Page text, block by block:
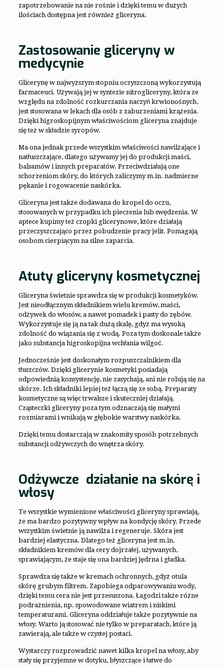
zapotrzebowanie na nie rośnie i dzięki temu w dużych
ilościach dostępna jest również gliceryna.
Zastosowanie gliceryny w
medycynie
Glicerynę w najwyższym stopniu oczyszczoną wykorzystują
farmaceuci. Używają jej w syntezie nitrogliceryny, która ze
względu na zdolność rozkurczania naczyń krwionośnych,
jest stosowana w lekach dla osób z zaburzeniami krążenia.
Dzięki higroskopijnym właściwościom gliceryna znajduje
się też w składzie syropów.
Ma ona jednak przede wszystkim właściwości nawilżające i
natłuszczające, dlatego używamy jej do produkcji maści,
balsamów i innych preparatów. Przeciwdziałają one
schorzeniom skóry, do których zaliczymy m.in. nadmierne
pękanie i rogowacenie naskórka.
Gliceryna jest także dodawana do kropel do oczu,
stosowanych w przypadku ich pieczenia lub swędzenia. W
aptece kupimy też czopki glicerynowe, które działają
przeczyszczająco przez pobudzenie pracy jelit. Pomagają
osobom cierpiącym na silne zaparcia.
Atuty gliceryny kosmetycznej
Gliceryna świetnie sprawdza się w produkcji kosmetyków.
Jest nieodłącznym składnikiem wielu kremów, maści,
odżywek do włosów, a nawet pomadek i pasty do zębów.
Wykorzystuje się ją na tak dużą skalę, gdyż ma wysoką
zdolność do wiązania się z wodą. Poza tym doskonale także
jako substancja higroskopijna wchłania wilgoć.
Jednocześnie jest doskonałym rozpuszczalnikiem dla
tłuszczów. Dzięki glicerynie kosmetyki posiadają
odpowiednią konsystencję, nie zasychają, ani nie rolują się na
skórze. Ich składniki lepiej też łączą się ze sobą. Preparaty
kosmetyczne są więc trwalsze i skuteczniej działają.
Cząsteczki gliceryny poza tym odznaczają się małymi
rozmiarami i wnikają w głębokie warstwy naskórka.
Dzięki temu dostarczają w znakomity sposób potrzebnych
substancji odżywczych do wnętrza skóry.
Odżywcze działanie na skórę i
włosy
Te wszystkie wymienione właściwości gliceryny sprawiają,
że ma bardzo pozytywny wpływ na kondycję skóry. Przede
wszystkim świetnie ją nawilża i regeneruje. Skóra jest
bardziej elastyczna. Dlatego też gliceryna jest m.in.
składnikiem kremów dla cery dojrzałej, używanych,
sprawiającym, że staje się ona bardziej jędrna i gładka.
Sprawdza się także w kremach ochronnych, gdyż otula
skórę grubym filtrem. Zapobiega odparowywaniu wody,
dzięki temu cera nie jest przesuszona. Łagodzi także różne
podrażnienia, np. spowodowane wiatrem i niskimi
temperaturami. Gliceryna oddziałuje także pozytywnie na
włosy. Warto ją stosować nie tylko w preparatach, które ją
zawierają, ale także w czystej postaci.
Wystarczy rozprowadzić nawet kilka kropel na włosy, aby
stały się przyjemne w dotyku, błyszczące i łatwe do